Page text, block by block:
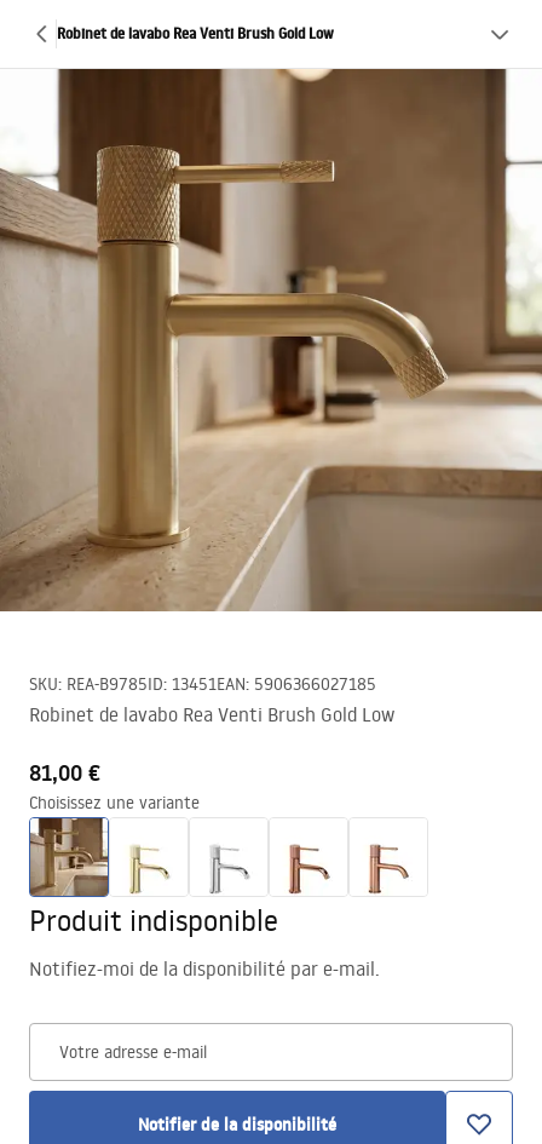
Robinet de lavabo Rea Venti Brush Gold Low
SKU: REA-B9785ID: 13451EAN: 5906366027185
Robinet de lavabo Rea Venti Brush Gold Low
81,00 €
Choisissez une variante
Produit indisponible
Notifiez-moi de la disponibilité par e-mail.
Votre adresse e-mail
Notifier de la disponibilité